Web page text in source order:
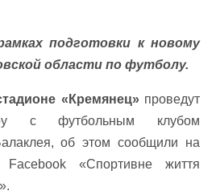
подготовки к новому
области по футболу.
«Кремянец»проведут
с футбольным клубом
об этом сообщили на
«Спортивне життя